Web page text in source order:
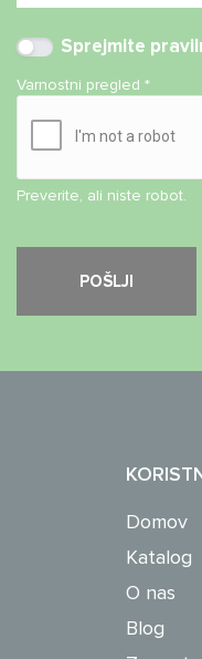
Sprejmite
Varnostni pregled*
Preverite, ali niste robot.
Domov
Katalog
O nas
Blog